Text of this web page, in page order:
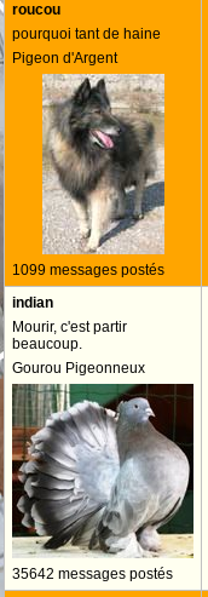
roucou
pourquoi tant de haine
Pigeon d'Argent
1099 messages postés
indian
Mourir, c'est partir
beaucoup.
Gourou Pigeonneux
35642 messages postés